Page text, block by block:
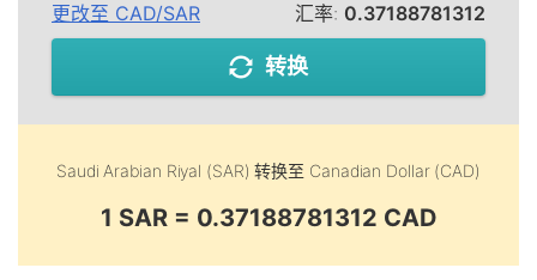
更改至 CAD/SAR 汇率: 0.37188781312
转换
Saudi Arabian Riyal (SAR) 转换至 Canadian Dollar (CAD)
1 SAR = 0.37188781312 CAD